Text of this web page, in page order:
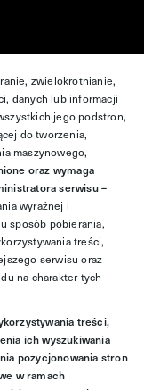
zwielokrotnianie,
danych lub informacji
jego podstron,
do tworzenia,
maszynowego,
oraz wymaga
serwisu –
wyraźnej i
sposób pobierania,
treści,
serwisu oraz
na charakter tych
treści,
ich wyszukiwania
pozycjonowania stron
w ramach